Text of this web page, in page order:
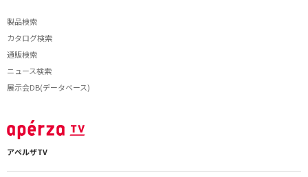
製品検索
カタログ検索
通販検索
ニュース検索
展示会DB(データベース)
アペルザTV